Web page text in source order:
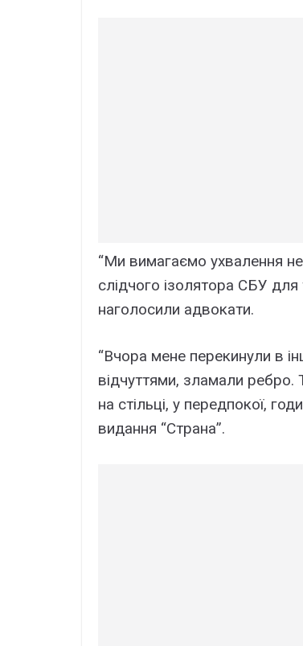
“Ми вимагаємо ухвалення
слідчого ізолятора СБУ
наголосили адвокати.
“Вчора мене перекинули в
відчуттями, зламали ребро.
на стільці, у передпокої,
видання “Страна”.